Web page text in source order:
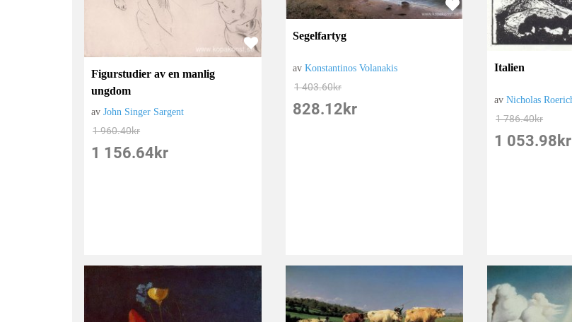
Figurstudier av en manlig
ungdom
avJohn Singer Sargent
1 960.40kr
1 156.64 kr
Segelfartyg
avKonstantinos Volanakis
1 403.60kr
828.12 kr
Italien
avNicholas
1 786.40kr
1 053.98 kr